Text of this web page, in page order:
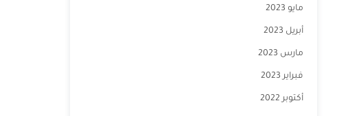
مايو 2023
أبريل 2023
مارس 2023
فبراير 2023
أكتوبر 2022